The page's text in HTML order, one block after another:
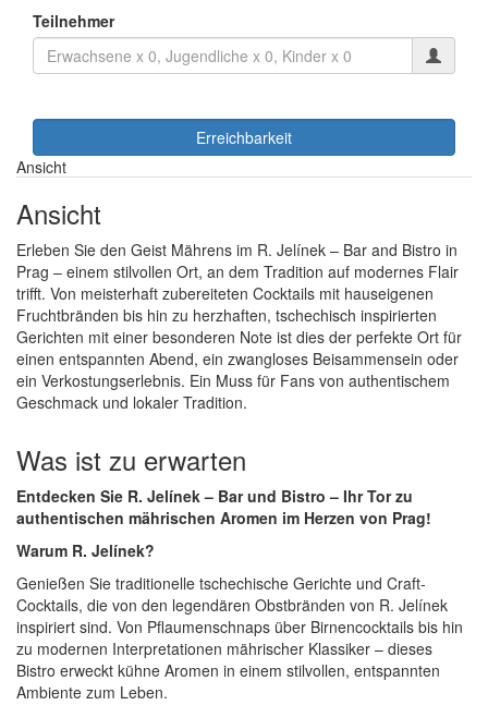
Teilnehmer
Erreichbarkeit
Ansicht
Ansicht
Erleben Sie den Geist Mährens im R. Jelínek – Bar and Bistro in
Prag – einem stilvollen Ort, an dem Tradition auf modernes Flair
trifft. Von meisterhaft zubereiteten Cocktails mit hauseigenen
Fruchtbränden bis hin zu herzhaften, tschechisch inspirierten
Gerichten mit einer besonderen Note ist dies der perfekte Ort für
einen entspannten Abend, ein zwangloses Beisammensein oder
ein Verkostungserlebnis. Ein Muss für Fans von authentischem
Geschmack und lokaler Tradition.
Was ist zu erwarten
Entdecken Sie R. Jelínek – Bar und Bistro – Ihr Tor zu
authentischen mährischen Aromen im Herzen von Prag!
Warum R. Jelínek?
Genießen Sie traditionelle tschechische Gerichte und Craft-
Cocktails, die von den legendären Obstbränden von R. Jelínek
inspiriert sind. Von Pflaumenschnaps über Birnencocktails bis hin
zu modernen Interpretationen mährischer Klassiker – dieses
Bistro erweckt kühne Aromen in einem stilvollen, entspannten
Ambiente zum Leben.